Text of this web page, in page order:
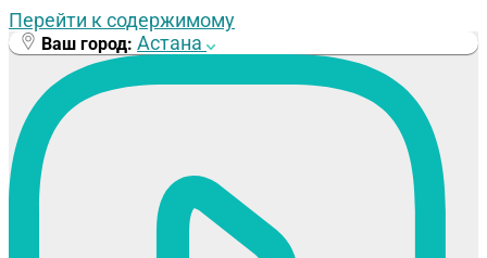
Перейти к содержимому
Ваш город: Астана